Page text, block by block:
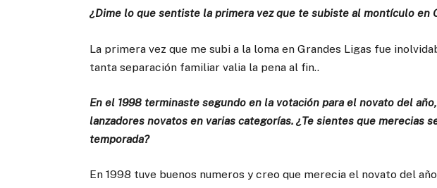
¿Dime lo que sentiste la primera vez que te subiste al montículo en
La primera vez que me subi a la loma en Grandes Ligas fue
tanta separación familiar valia la pena al fin..
En el 1998 terminaste segundo en la votación para el novato del
lanzadores novatos en varias categorías. ¿Te sientes que merecias
temporada?
En 1998 tuve buenos numeros y creo que merecia el novato del